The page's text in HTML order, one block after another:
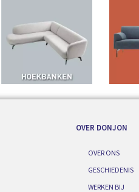
OVER DONJON
OVER ONS
GESCHIEDENIS
WERKEN BIJ